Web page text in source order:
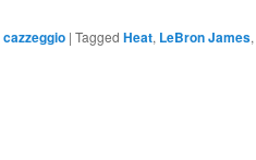
cazzeggio | Tagged Heat, LeBron James,